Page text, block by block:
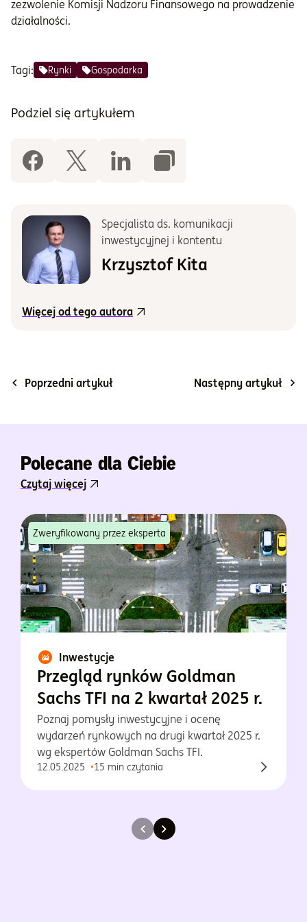
zezwolenie Komisji Nadzoru Finansowego na prowadzenie
działalności.
Tagi: Rynki Gospodarka
Podziel się artykułem
Specjalista ds. komunikacji
inwestycyjnej i kontentu
Krzysztof Kita
Więcej od tego autora
Poprzedni artykuł Następny artykuł
Polecane dla Ciebie
Czytaj więcej
Zweryfikowany przez eksperta
Inwestycje
Przegląd rynków Goldman
Sachs TFI na 2 kwartał 2025 r.
Poznaj pomysły inwestycyjne i ocenę
wydarzeń rynkowych na drugi kwartał 2025 r.
wg ekspertów Goldman Sachs TFI.
12.05.2025 15 min czytania